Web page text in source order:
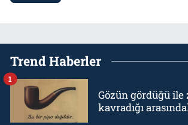
Trend Haberler
Gözün gördüğü
kavradığı
1